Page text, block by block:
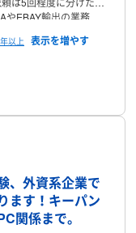
やEBAY輸出の業務
50名にコンサル実
201名と契約）EBAY
から2000文字程度の
いです。
以上
、外資系企業で
ます！キーパン
関係まで。